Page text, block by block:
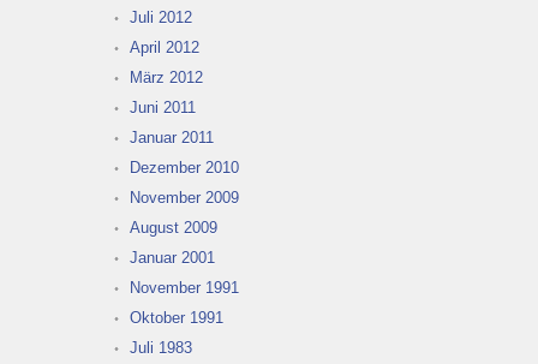
Juli 2012
April 2012
März 2012
Juni 2011
Januar 2011
Dezember 2010
November 2009
August 2009
Januar 2001
November 1991
Oktober 1991
Juli 1983